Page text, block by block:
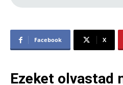
Facebook X
Ezeket olvastad